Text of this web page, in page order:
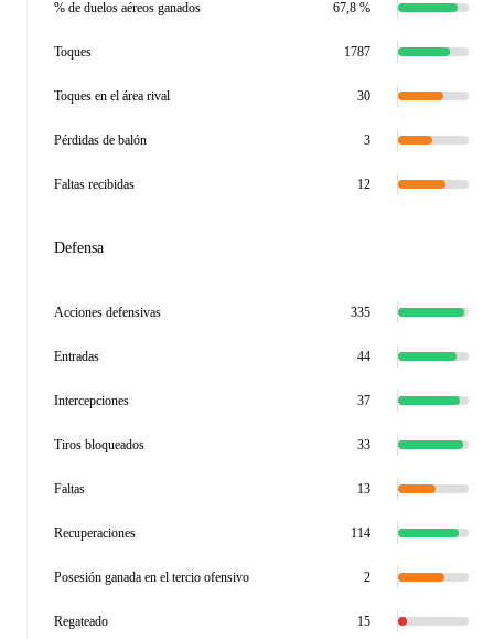
% de duelos aéreos ganados 67,8 %
Toques 1787
Toques en el área rival 30
Pérdidas de balón 3
Faltas recibidas 12
Defensa
Acciones defensivas 335
Entradas 44
Intercepciones 37
Tiros bloqueados 33
Faltas 13
Recuperaciones 114
Posesión ganada en el tercio ofensivo 2
Regateado 15